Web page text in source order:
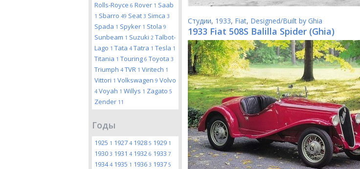
Rolls-Royce 6 Rover 1 Saab
1 Sbarro 49 Seat 3 Simca 3
Spada 1 Spyker 1 Stola 9
Sunbeam 1 Suzuki 2 Talbot-
Lago 1 Tata 4 Tatra 1 Tesla 1
Titania 1 Touring 6 Toyota 3
Triumph 4 TVR 1 Viritech 1
Vittori 1 Volkswagen 9 Volvo
4 Voyah 1 Willys 1 Zagato 5
Zender 11
Годы
1925 1 1927 4 1928 5 1929 1
1930 3 1931 4 1932 6 1933 7
19344 1935 1 1936 3 1937 5
Студии, 1933, Fiat, Designed/Built by Ghia
1933 Fiat 508S Balilla Spider (Ghia)